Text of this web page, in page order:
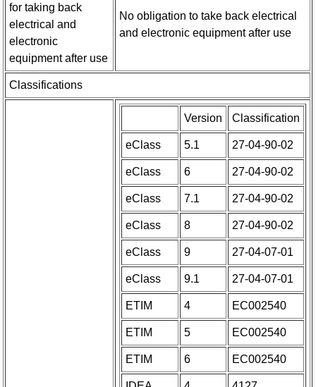
for taking back
electrical and
electronic
equipment after use
No obligation to take back electrical
and electronic equipment after use
Classifications
Version Classification
eClass 5.1 27-04-90-02
eClass 6 27-04-90-02
eClass 7.1 27-04-90-02
eClass 8 27-04-90-02
eClass 9 27-04-07-01
eClass 9.1 27-04-07-01
ETIM 4 EC002540
ETIM 5 EC002540
ETIM 6 EC002540